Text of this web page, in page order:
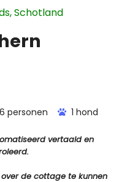
Schotland
6 personen 1 hond
vertaald en
de cottage te kunnen